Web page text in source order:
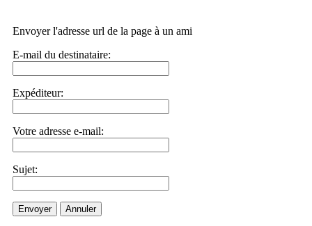
Envoyer l'adresse url de la page à un ami
E-mail du destinataire:
Expéditeur:
Votre adresse e-mail:
Sujet:
Envoyer Annuler